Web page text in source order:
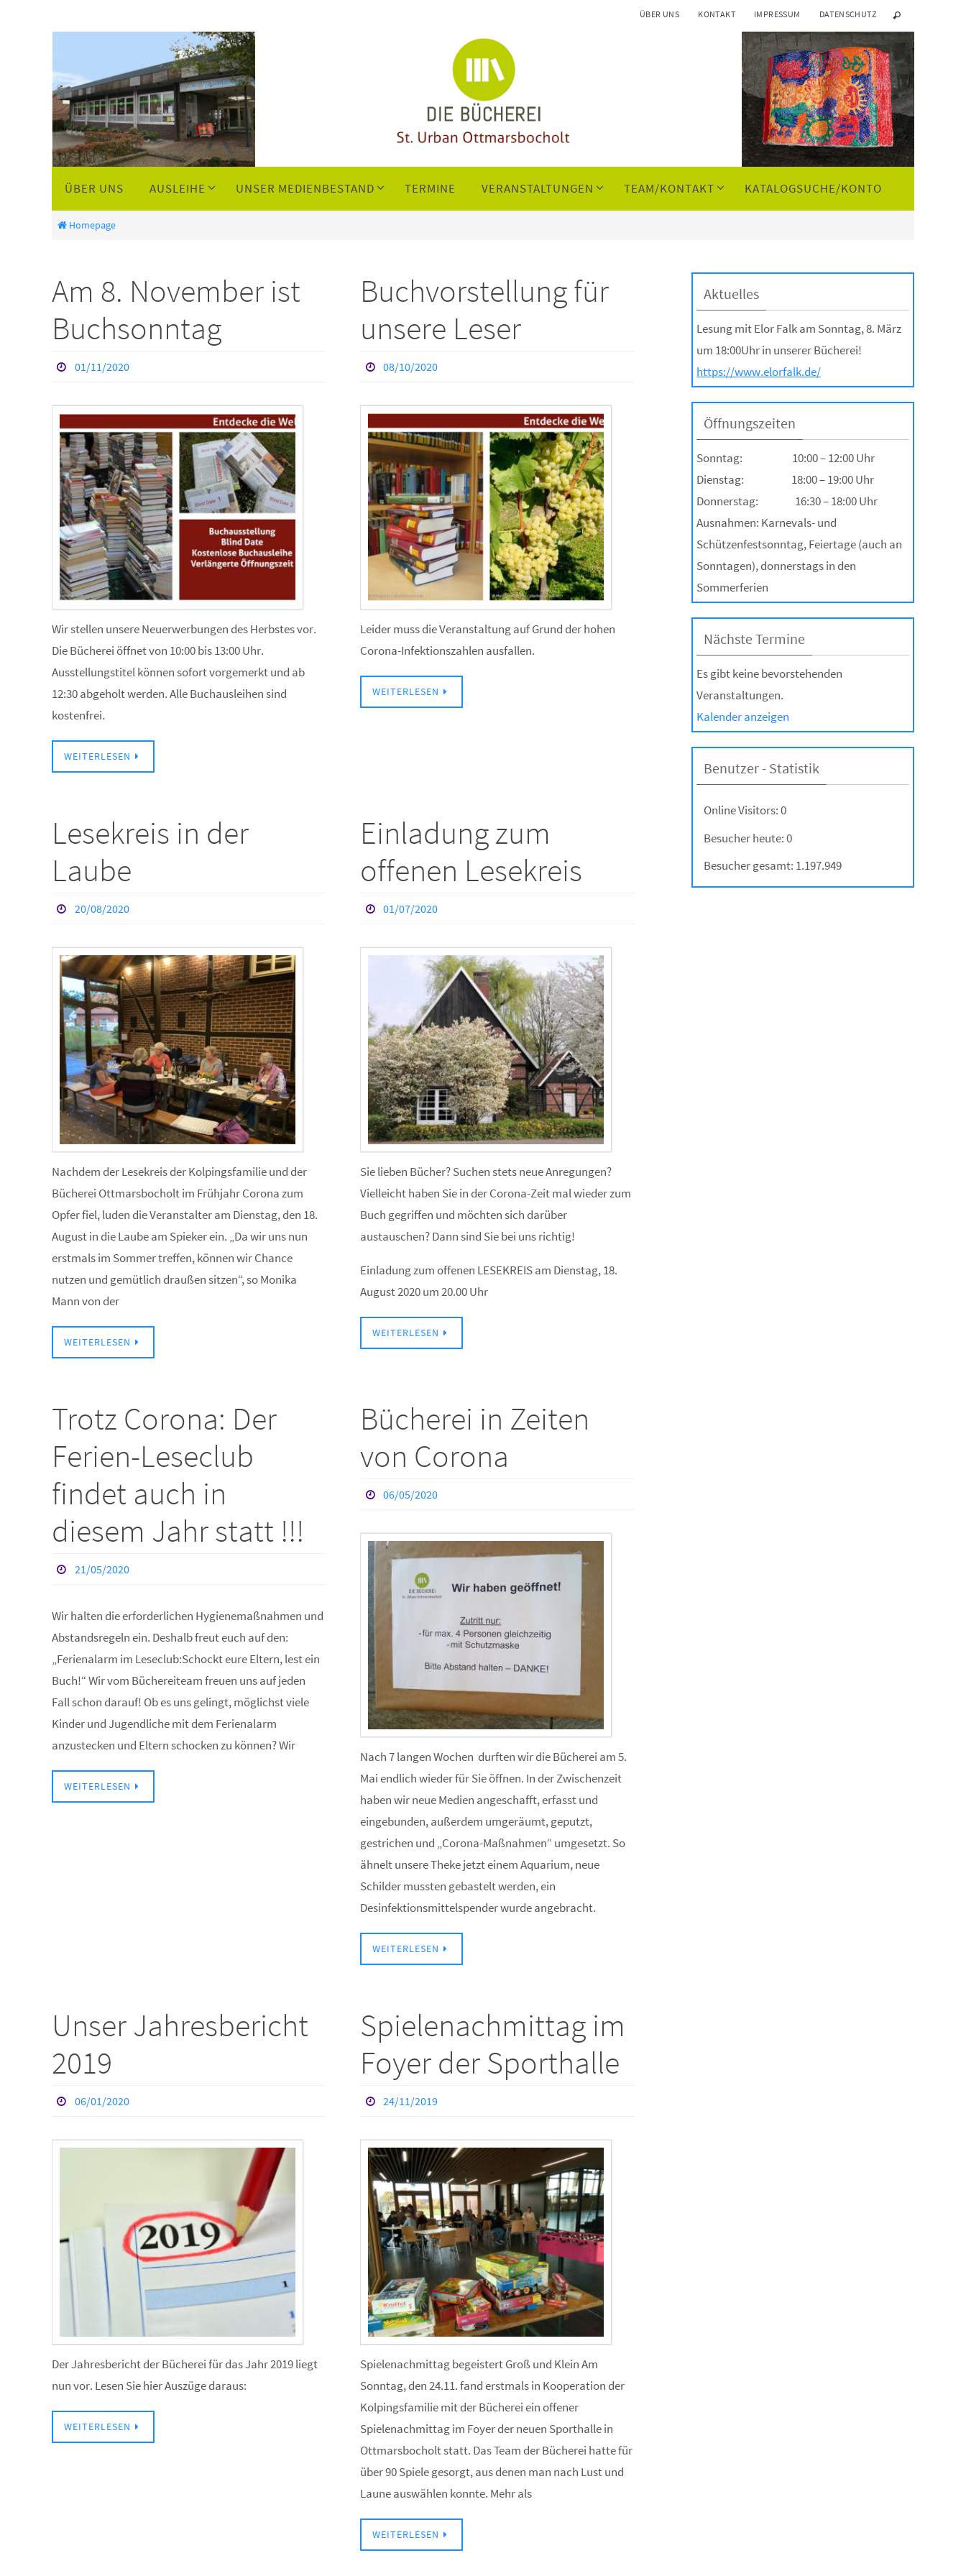
ÜBER UNS KONTAKT IMPRESSUM DATENSCHUTZ
Inhalt
springen
ÜBER UNS AUSLEIHE UNSER MEDIENBESTAND TERMINE VERANSTALTUNGEN TEAM/KONTAKT KATALOGSUCHE/KONTO
Homepage
Am 8. November ist
Buchsonntag
01/11/2020
Wir stellen unsere Neuerwerbungen des Herbstes vor.
Die Bücherei öffnet von 10:00 bis 13:00 Uhr.
Ausstellungstitel können sofort vorgemerkt und ab
12:30 abgeholt werden. Alle Buchausleihen sind
kostenfrei.
WEITERLESEN
Buchvorstellung für
unsere Leser
08/10/2020
Leider muss die Veranstaltung auf Grund der hohen
Corona-Infektionszahlen ausfallen.
WEITERLESEN
Lesekreis in der
Laube
20/08/2020
Nachdem der Lesekreis der Kolpingsfamilie und der
Bücherei Ottmarsbocholt im Frühjahr Corona zum
Opfer fiel, luden die Veranstalter am Dienstag, den 18.
August in die Laube am Spieker ein. „Da wir uns nun
erstmals im Sommer treffen, können wir Chance
nutzen und gemütlich draußen sitzen“, so Monika
Mann von der
WEITERLESEN
Einladung zum
offenen Lesekreis
01/07/2020
Sie lieben Bücher? Suchen stets neue Anregungen?
Vielleicht haben Sie in der Corona-Zeit mal wieder zum
Buch gegriffen und möchten sich darüber
austauschen? Dann sind Sie bei uns richtig!
Einladung zum offenen LESEKREIS am Dienstag, 18.
August 2020 um 20.00 Uhr
WEITERLESEN
Trotz Corona: Der
Ferien-Leseclub
findet auch in
diesem Jahr statt !!!
21/05/2020
Wir halten die erforderlichen Hygienemaßnahmen und
Abstandsregeln ein. Deshalb freut euch auf den:
„Ferienalarm im Leseclub:Schockt eure Eltern, lest ein
Buch!“ Wir vom Büchereiteam freuen uns auf jeden
Fall schon darauf! Ob es uns gelingt, möglichst viele
Kinder und Jugendliche mit dem Ferienalarm
anzustecken und Eltern schocken zu können? Wir
WEITERLESEN
Bücherei in Zeiten
von Corona
06/05/2020
Nach 7 langen Wochen durften wir die Bücherei am 5.
Mai endlich wieder für Sie öffnen. In der Zwischenzeit
haben wir neue Medien angeschafft, erfasst und
eingebunden, außerdem umgeräumt, geputzt,
gestrichen und „Corona-Maßnahmen“ umgesetzt. So
ähnelt unsere Theke jetzt einem Aquarium, neue
Schilder mussten gebastelt werden, ein
Desinfektionsmittelspender wurde angebracht.
WEITERLESEN
Unser Jahresbericht
2019
06/01/2020
Der Jahresbericht der Bücherei für das Jahr 2019 liegt
nun vor. Lesen Sie hier Auszüge daraus:
WEITERLESEN
Spielenachmittag im
Foyer der Sporthalle
24/11/2019
Spielenachmittag begeistert Groß und Klein Am
Sonntag, den 24.11. fand erstmals in Kooperation der
Kolpingsfamilie mit der Bücherei ein offener
Spielenachmittag im Foyer der neuen Sporthalle in
Ottmarsbocholt statt. Das Team der Bücherei hatte für
über 90 Spiele gesorgt, aus denen man nach Lust und
Laune auswählen konnte. Mehr als
WEITERLESEN
Aktuelles
Lesung mit Elor Falk am Sonntag, 8. März
um 18:00Uhr in unserer Bücherei!
https://www.elorfalk.de/
Öffnungszeiten
Sonntag: 10:00 – 12:00 Uhr
Dienstag: 18:00 – 19:00 Uhr
Donnerstag: 16:30 – 18:00 Uhr
Ausnahmen: Karnevals- und
Schützenfestsonntag, Feiertage (auch an
Sonntagen), donnerstags in den
Sommerferien
Nächste Termine
Es gibt keine bevorstehenden
Veranstaltungen.
Kalender anzeigen
Benutzer - Statistik
Online Visitors:0
Besucher heute:0
Besucher gesamt: 1.197.949